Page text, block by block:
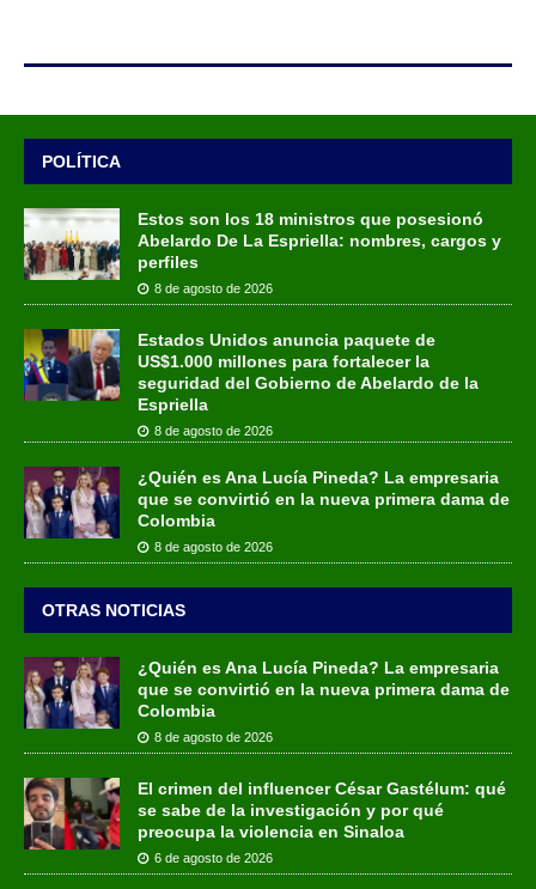
POLÍTICA
Estos son los 18 ministros que posesionó
Abelardo De La Espriella: nombres, cargos y
perfiles
8 de agosto de 2026
Estados Unidos anuncia paquete de
US$1.000 millones para fortalecer la
seguridad del Gobierno de Abelardo de la
Espriella
8 de agosto de 2026
¿Quién es Ana Lucía Pineda? La empresaria
que se convirtió en la nueva primera dama de
Colombia
8 de agosto de 2026
OTRAS NOTICIAS
¿Quién es Ana Lucía Pineda? La empresaria
que se convirtió en la nueva primera dama de
Colombia
8 de agosto de 2026
El crimen del influencer César Gastélum: qué
se sabe de la investigación y por qué
preocupa la violencia en Sinaloa
6 de agosto de 2026